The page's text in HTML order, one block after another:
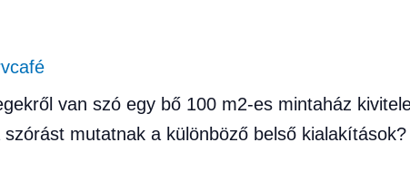
van szó egy bő 100 m2-es mintaház
mutatnak a különböző belső